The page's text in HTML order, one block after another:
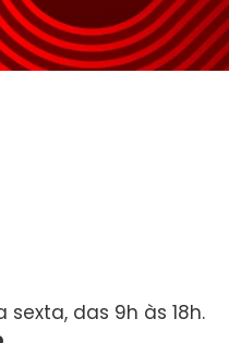
sexta, das 9h às 18h.